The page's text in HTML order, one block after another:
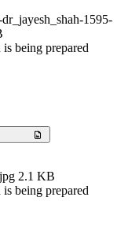
1595-
being prepared
2.1 KB
being prepared